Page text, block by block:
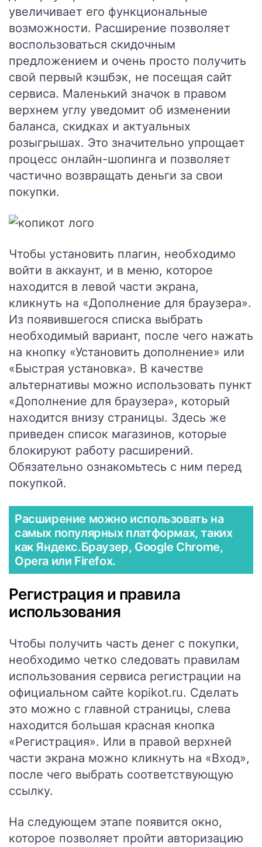
увеличивает его функциональные
возможности. Расширение позволяет
воспользоваться скидочным
предложением и очень просто получить
свой первый кэшбэк, не посещая сайт
сервиса. Маленький значок в правом
верхнем углу уведомит об изменении
баланса, скидках и актуальных
розыгрышах. Это значительно упрощает
процесс онлайн-шопинга и позволяет
частично возвращать деньги за свои
покупки.
Чтобы установить плагин, необходимо
войти в аккаунт, и в меню, которое
находится в левой части экрана,
кликнуть на «Дополнение для браузера».
Из появившегося списка выбрать
необходимый вариант, после чего нажать
на кнопку «Установить дополнение» или
«Быстрая установка». В качестве
альтернативы можно использовать пункт
«Дополнение для браузера», который
находится внизу страницы. Здесь же
приведен список магазинов, которые
блокируют работу расширений.
Обязательно ознакомьтесь с ним перед
покупкой.
Расширение можно использовать на
самых популярных платформах, таких
как Яндекс.Браузер, Google Chrome,
Opera или Firefox.
Регистрация и правила
использования
Чтобы получить часть денег с покупки,
необходимо четко следовать правилам
использования сервиса регистрации на
официальном сайте kopikot.ru. Сделать
это можно с главной страницы, слева
находится большая красная кнопка
«Регистрация». Или в правой верхней
части экрана можно кликнуть на «Вход»,
после чего выбрать соответствующую
ссылку.
На следующем этапе появится окно,
которое позволяет пройти авторизацию